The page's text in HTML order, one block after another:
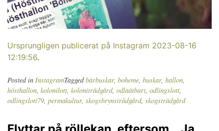
Ursprungligen publicerat på Instagram 2023-08-16
12:19:56.
Posted in InstagramTaggedbärbuskar, boheme buskar, hallon
hösthallon kolonilott koloniträdgård, odlaätbart odlingslott
odlingslott79 permakultur, skogsbrynsträdgård, skogsträdgård